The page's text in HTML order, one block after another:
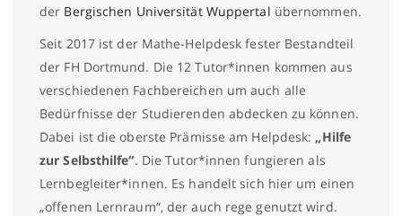
der Bergischen Universität Wuppertal übernommen.
Seit 2017 ist der Mathe-Helpdesk fester Bestandteil
der FH Dortmund. Die 12 Tutor*innen kommen aus
verschiedenen Fachbereichen um auch alle
Bedürfnisse der Studierenden abdecken zu können.
Dabei ist die oberste Prämisse am Helpdesk: „Hilfe
zur Selbsthilfe“. Die Tutor*innen fungieren als
Lernbegleiter*innen. Es handelt sich hier um einen
„offenen Lernraum“, der auch rege genutzt wird.